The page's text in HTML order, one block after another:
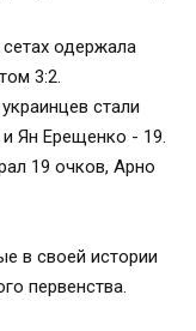
одержала
3:2.
стали
Ян Ерещенко - 19.
19 очков, Арно
в своей истории
первенства.